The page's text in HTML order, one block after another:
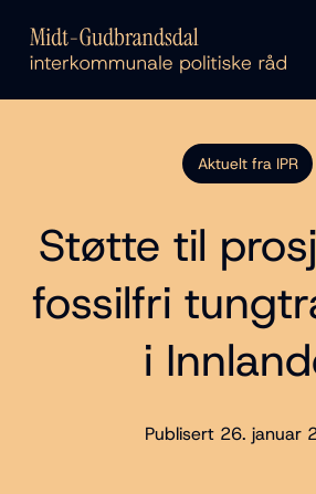
Aktuelt fra IPR
Støtte til
fossilfri
i
Publisert 26. januar